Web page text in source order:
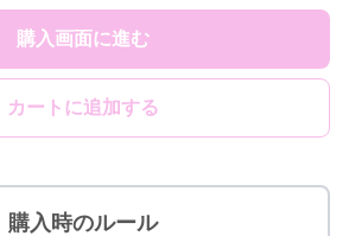
購入画面に進む
カートに追加する
購入時のルール